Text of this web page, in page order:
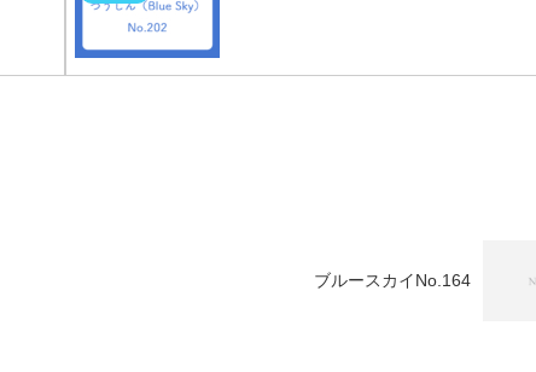
ブルースカイNo.164